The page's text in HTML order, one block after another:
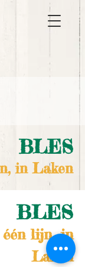
BLES
in Laken
BLES
lijn, in
Laken